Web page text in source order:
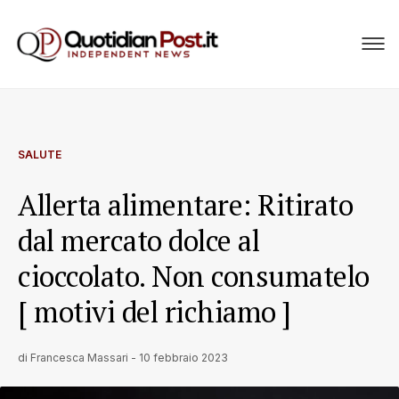
SALUTE
Allerta alimentare: Ritirato
dal mercato dolce al
cioccolato. Non consumatelo
[ motivi del richiamo ]
di Francesca Massari - 10 febbraio 2023